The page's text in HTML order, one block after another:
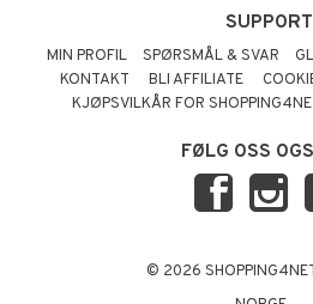
SUPPORT
MIN PROFIL SPØRSMÅL & SVAR
KONTAKT
BLI AFFILIATE
KJØPSVILKÅR FOR
FØLG OSS
© 2026